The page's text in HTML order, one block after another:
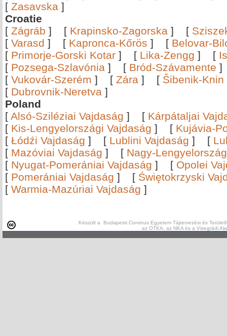
[ Zasavska ]
Croatie
[ Zágráb ] [ Krapinsko-Zagorska ] [
[ Varasd ] [ Kapronca-Kőrös ] [ Belovar-
[ Primorje-Gorski Kotar ] [ Lika-Zengg ] [
[ Pozsega-Szlavónia ] [ Bród-Szávamente
[ Vukovár-Szerém ] [ Zára ] [ Šibenik-Knin
[ Dubrovnik-Neretva ]
Poland
[ Alsó-Sziléziai Vajdaság ] [ Kárpátaljai
[ Kis-Lengyelországi Vajdaság ] [ Kujávia-
[ Łódźi Vajdaság ] [ Lublini Vajdaság ] [
[ Mazóviai Vajdaság ] [ Nagy-
[ Nyugat-Pomerániai Vajdaság ] [ Opolei
[ Pomerániai Vajdaság ] [ Świętokrzyski
[ Warmia-Mazúriai Vajdaság ]
Készült a Budapesti Corvinus Egyetem Tájtervezési és
az OTKA, az NKA és a Visegrádi